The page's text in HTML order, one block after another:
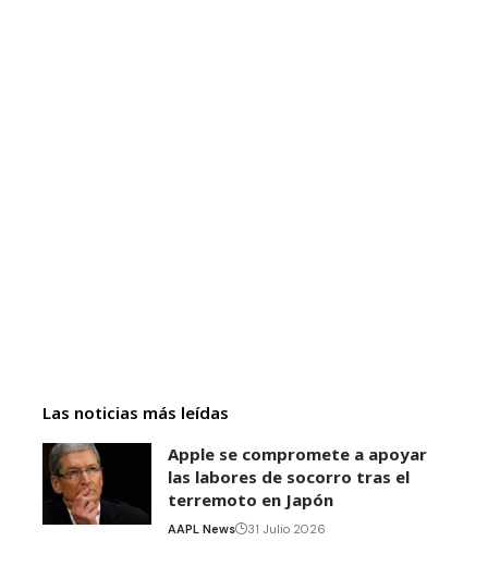
Las noticias más leídas
Apple se compromete a apoyar
las labores de socorro tras el
terremoto en Japón
AAPL News 31 Julio 2026